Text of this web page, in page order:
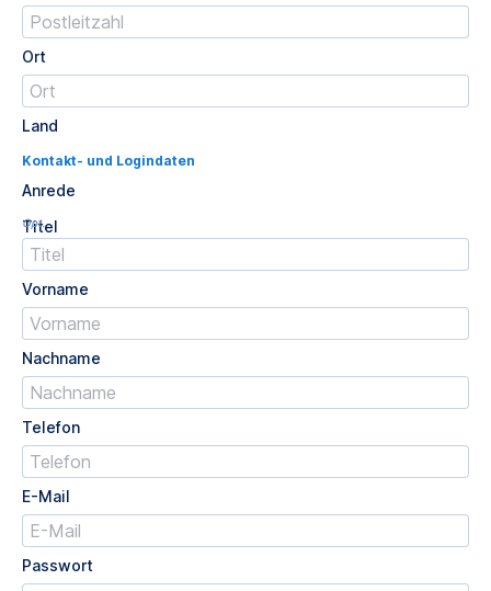
Ort
Land
Kontakt- und Logindaten
Anrede
Titel
Opt.
Vorname
Nachname
Telefon
E-Mail
Passwort